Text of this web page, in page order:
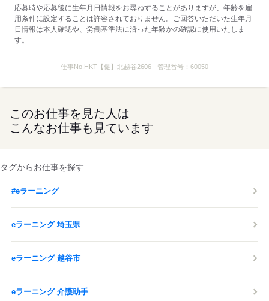
応募時や応募後に生年月日情報をお尋ねすることがありますが、年齢を雇
用条件に設定することは許容されておりません。ご回答いただいた生年月
日情報は本人確認や、労働基準法に沿った年齢かの確認に使用いたしま
す。
仕事No. HKT【促】北越谷2606 管理番号： 60050
このお仕事を見た人は
こんなお仕事も見ています
タグからお仕事を探す
#eラーニング
eラーニング 埼玉県
eラーニング 越谷市
eラーニング 介護助手